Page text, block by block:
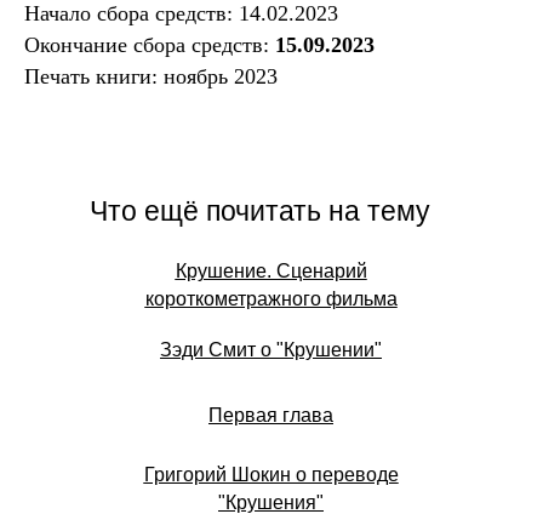
Начало сбора средств: 14.02.2023
Окончание сбора средств: 15.09.2023
Печать книги: ноябрь 2023
Что ещё почитать на тему
Крушение. Сценарий
короткометражного фильма
Зэди Смит о "Крушении"
Первая глава
Григорий Шокин о переводе
"Крушения"